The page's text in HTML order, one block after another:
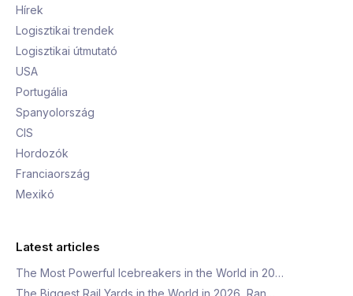
Hírek
Logisztikai trendek
Logisztikai útmutató
USA
Portugália
Spanyolország
CIS
Hordozók
Franciaország
Mexikó
Latest articles
The Most Powerful Icebreakers in the World in 20…
The Biggest Rail Yards in the World in 2026, Ran…